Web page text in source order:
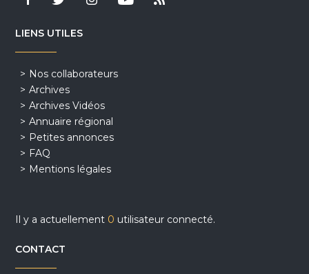
LIENS UTILES
Nos collaborateurs
Archives
Archives Vidéos
Annuaire régional
Petites annonces
FAQ
Mentions légales
Il y a actuellement 0 utilisateur connecté.
CONTACT